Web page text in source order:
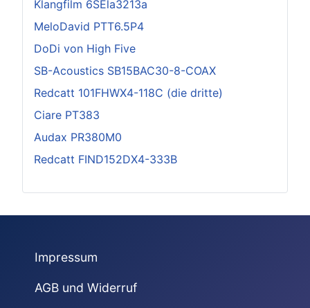
Klangfilm 6SEla3213a
MeloDavid PTT6.5P4
DoDi von High Five
SB-Acoustics SB15BAC30-8-COAX
Redcatt 101FHWX4-118C (die dritte)
Ciare PT383
Audax PR380M0
Redcatt FIND152DX4-333B
Impressum
AGB und Widerruf